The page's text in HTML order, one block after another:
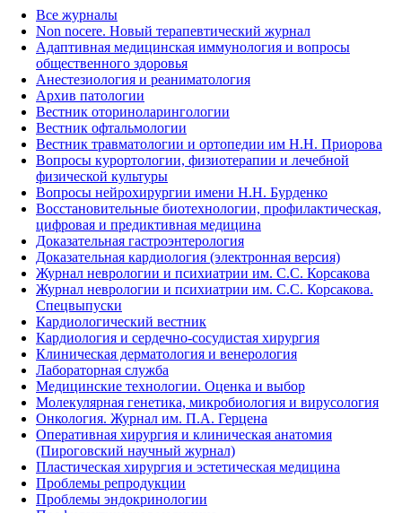
Все журналы
Non nocere. Новый терапевтический журнал
Адаптивная медицинская иммунология и вопросы
общественного здоровья
Анестезиология и реаниматология
Архив патологии
Вестник оториноларингологии
Вестник офтальмологии
Вестник травматологии и ортопедии им Н.Н. Приорова
Вопросы курортологии, физиотерапии и лечебной
физической культуры
Вопросы нейрохирургии имени Н.Н. Бурденко
Восстановительные биотехнологии, профилактическая,
цифровая и предиктивная медицина
Доказательная гастроэнтерология
Доказательная кардиология (электронная версия)
Журнал неврологии и психиатрии им. С.С. Корсакова
Журнал неврологии и психиатрии им. С.С. Корсакова.
Спецвыпуски
Кардиологический вестник
Кардиология и сердечно-сосудистая хирургия
Клиническая дерматология и венерология
Лабораторная служба
Медицинские технологии. Оценка и выбор
Молекулярная генетика, микробиология и вирусология
Онкология. Журнал им. П.А. Герцена
Оперативная хирургия и клиническая анатомия
(Пироговский научный журнал)
Пластическая хирургия и эстетическая медицина
Проблемы репродукции
Проблемы эндокринологии